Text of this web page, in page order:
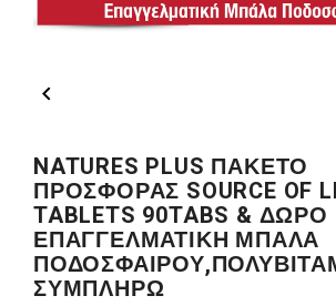

NATURES PLUS ΠΑΚΈΤΟ
ΠΡΟΣΦΟΡΆΣ SOURCE OF
TABLETS 90TABS & ΔΏΡΟ
ΕΠΑΓΓΕΛΜΑΤΙΚΉ ΜΠΆΛΑ
ΣΥΜΠΛΉΡΩ